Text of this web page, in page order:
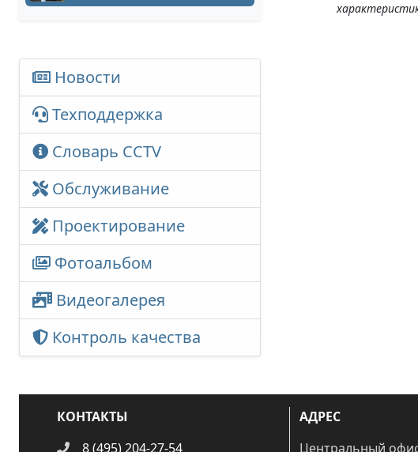
Новости
Техподдержка
Словарь CCTV
Обслуживание
Проектирование
Фотоальбом
Видеогалерея
Контроль качества
КОНТАКТЫ
8 (495) 204-27-54
АДРЕС
Центральный